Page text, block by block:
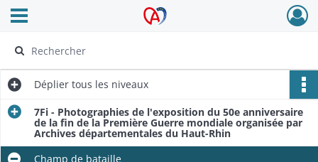
Archives Alsace - Colmar
Ouvrir le menu déroulant
Déplier tous les niveaux
7Fi - Photographies de l'exposition du 50e anniversaire
de la fin de la Première Guerre mondiale organisée par
Archives départementales du Haut-Rhin
Champ de bataille